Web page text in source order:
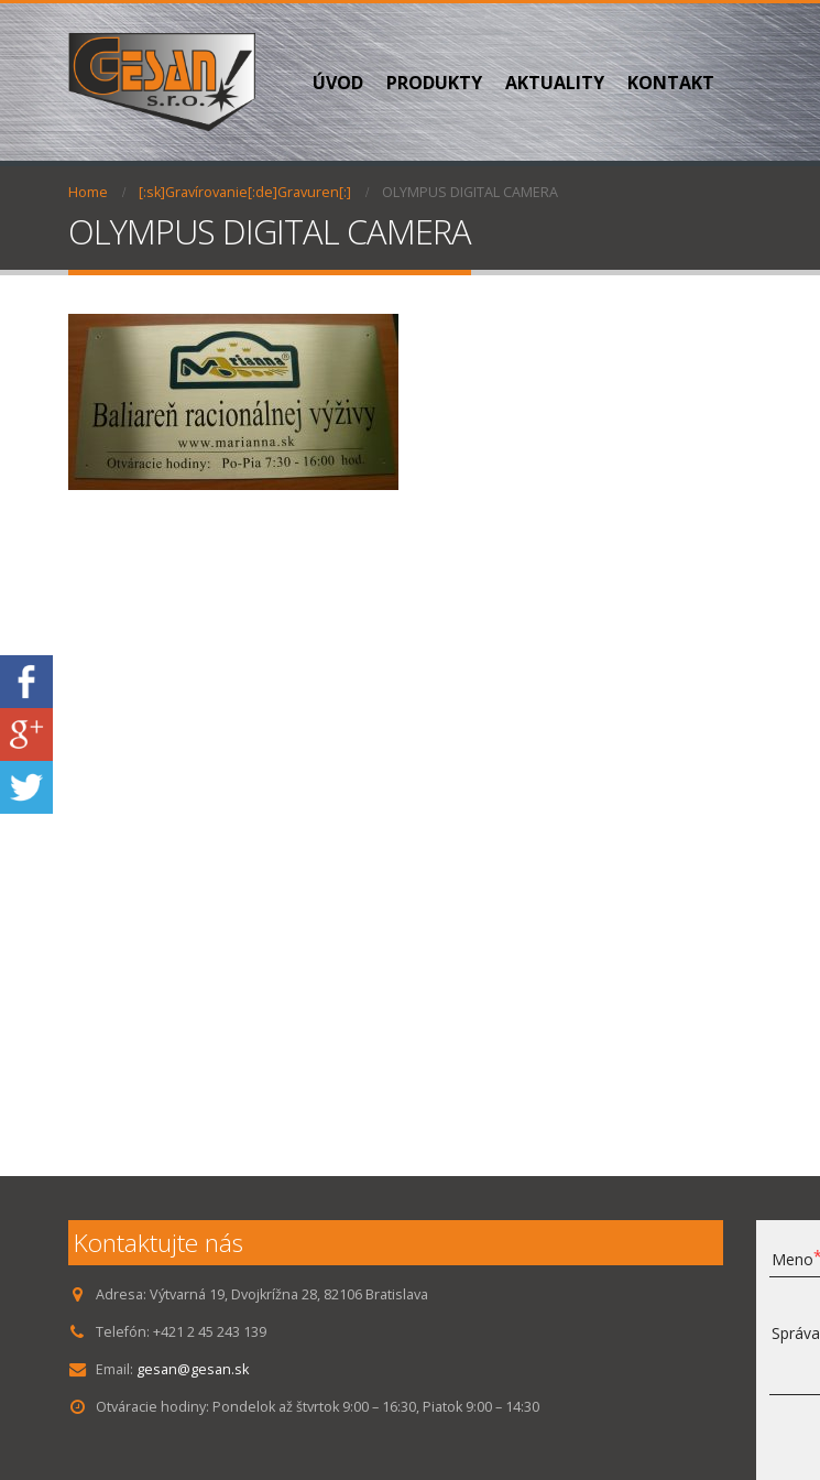
ÚVOD PRODUKTY AKTUALITY KONTAKT
Home [:sk]Gravírovanie[:de]Gravuren[:] OLYMPUS DIGITAL CAMERA
OLYMPUS DIGITAL CAMERA
Kontaktujte nás
Adresa: Výtvarná 19, Dvojkrížna 28, 82106 Bratislava
Telefón: +421 2 45 243 139
Email: gesan@gesan.sk
Otváracie hodiny: Pondelok až štvrtok 9:00 – 16:30, Piatok 9:00 – 14:30
Meno
Správa